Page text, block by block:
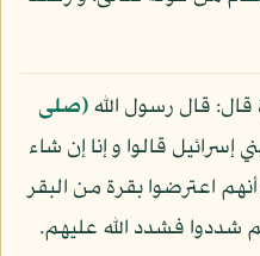
قال: قال رسول الله(صلى
إسرائيل قالوا و إنا إن شاء
اعترضوا بقرة من البقر
شددوا فشدد الله عليهم.